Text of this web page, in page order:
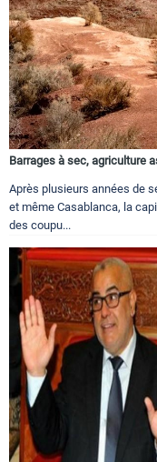
Barrages à sec, agriculture
Après plusieurs années de
et même Casablanca, la
des coupu...